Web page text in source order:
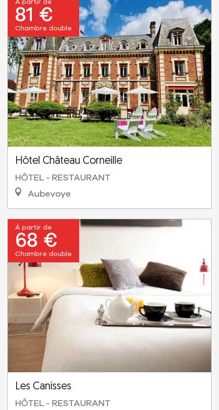
À partir de
81 €
Chambre double
Hôtel Château Corneille
HÔTEL - RESTAURANT
Aubevoye
À partir de
68 €
Chambre double
Les Canisses
HÔTEL - RESTAURANT